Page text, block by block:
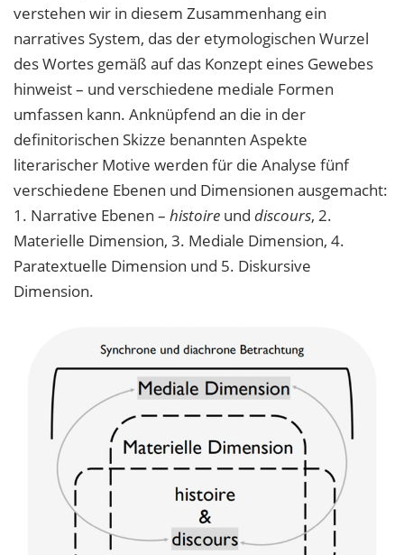
verstehen wir in diesem Zusammenhang ein
narratives System, das der etymologischen Wurzel
des Wortes gemäß auf das Konzept eines Gewebes
hinweist – und verschiedene mediale Formen
umfassen kann. Anknüpfend an die in der
definitorischen Skizze benannten Aspekte
literarischer Motive werden für die Analyse fünf
verschiedene Ebenen und Dimensionen ausgemacht:
1. Narrative Ebenen – histoire und discours, 2.
Materielle Dimension, 3. Mediale Dimension, 4.
Paratextuelle Dimension und 5. Diskursive
Dimension.